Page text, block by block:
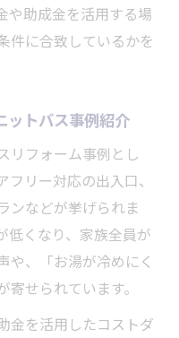
や助成金を活用する場
件に合致しているかを
ットバス事例紹介
リフォーム事例とし
リー対応の出入口、
ンなどが挙げられま
低くなり、家族全員が
や、「お湯が冷めにく
せられています。
金を活用したコストダ